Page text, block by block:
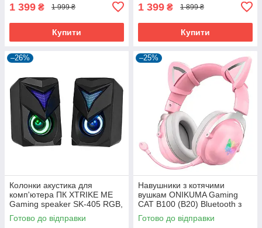
1 399 ₴ 1 999 ₴
Купити
1 399 ₴ 1 899 ₴
Купити
–26%
Колонки акустика для
комп'ютера ПК XTRIKE ME
Gaming speaker SK-405 RGB,
3Wx2, 3.5mm+USB
Готово до відправки
–25%
Навушники з котячими
вушкам ONIKUMA Gaming
CAT B100 (B20) Bluetooth з
LED підсвіткою і мікрофоном
ігрові геймерські Pink
Готово до відправки